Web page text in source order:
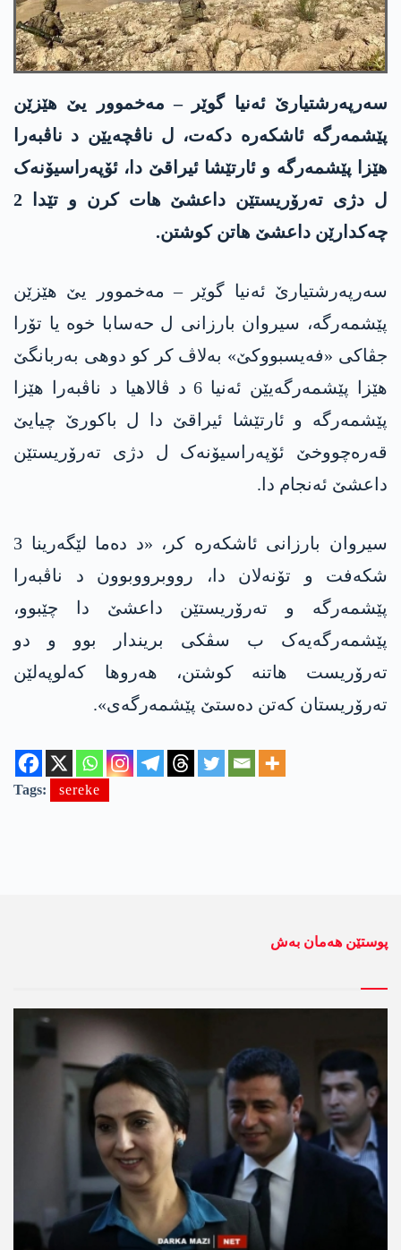
سەرپەرشتیارێ ئه‌نیا گوێر – مەخموور یێ هێزێن
پێشمەرگە ئاشکەرە دکەت، ل ناڤچەیێن د ناڤبەرا
هێزا پێشمەرگە و ئارتێشا ئیراقێ دا، ئۆپه‌راسیۆنەک
ل دژی تەرۆریستێن داعشێ هات کرن و تێدا 2
چەکدارێن داعشێ هاتن کوشتن.
سەرپەرشتیارێ ئه‌نیا گوێر – مەخموور یێ هێزێن
پێشمەرگە، سیروان بارزانی ل حه‌سابا خوە یا تۆرا
جڤاکی «فه‌یسبووكێ» بەلاڤ کر کو دوهی بەربانگێ
هێزا پێشمەرگەیێن ئەنیا 6 د ڤالاهیا د ناڤبەرا هێزا
پێشمەرگە و ئارتێشا ئیراقێ دا ل باکورێ چیایێ
قەرەچووخێ ئۆپه‌راسیۆنەک ل دژی تەرۆریستێن
داعشێ ئه‌نجام دا.
سیروان بارزانی ئاشکەرە کر، «د دەما لێگەرینا 3
شکەفت و تۆنەلان دا، رووبرووبوون د ناڤبەرا
پێشمەرگە و تەرۆریستێن داعشێ دا چێبوو،
پێشمەرگەیەک ب سڤکی بریندار بوو و دو
تەرۆریست هاتنە کوشتن، هەروها کەلوپەلێن
تەرۆریستان کەتن دەستێ پێشمەرگەی».
Tags: sereke
پوستێن ھەمان بەش